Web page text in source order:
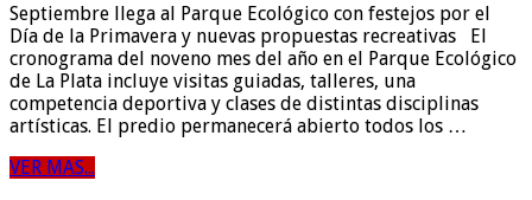
Septiembre llega al Parque Ecológico con festejos por el
Día de la Primavera y nuevas propuestas recreativas El
cronograma del noveno mes del año en el Parque Ecológico
de La Plata incluye visitas guiadas, talleres, una
competencia deportiva y clases de distintas disciplinas
artísticas. El predio permanecerá abierto todos los …
VER MAS...